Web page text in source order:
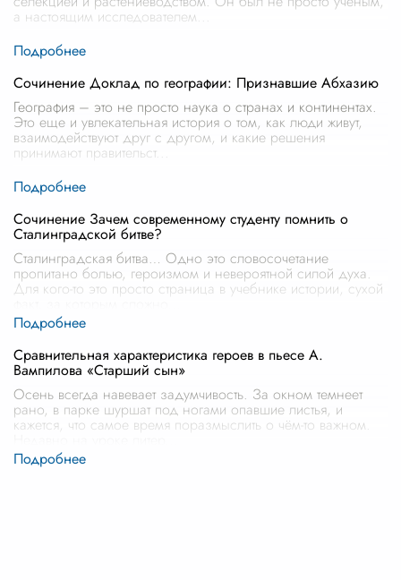
а настоящим исследователем
Сочинение Доклад по географии: Признавшие Абхазию
География – это не просто наука о странах и континентах.
Это еще и увлекательная история о том, как люди живут,
взаимодействуют друг с другом, и какие решения
принимают правительст
Сочинение Зачем современному студенту помнить о
Сталинградской битве?
Сталинградская битва… Одно это словосочетание
пропитано болью, героизмом и невероятной силой духа.
Для кого-то это просто страница в учебнике истории, сухой
Сравнительная характеристика героев в пьесе А.
Вампилова «Старший сын»
Осень всегда навевает задумчивость. За окном темнеет
рано, в парке шуршат под ногами опавшие листья, и
кажется, что самое время поразмыслить о чём-то важном.